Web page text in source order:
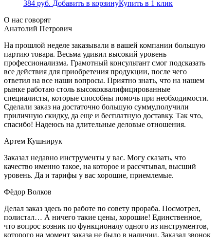
384 руб. Добавить в корзинуКупить в 1 клик
О нас говорят
Анатолий Петрович
На прошлой неделе заказывали в вашей компании большую
партию товара. Весьма удивил высокий уровень
профессионализма. Грамотный консультант смог подсказать
все действия для приобретения продукции, после чего
ответил на все наши вопросы. Приятно знать, что на нашем
рынке работаю столь высококвалифицированные
специалисты, которые способны помочь при необходимости.
Сделали заказ на достаточно большую сумму,получили
приличную скидку, да еще и бесплатную доставку. Так что,
спасибо! Надеюсь на длительные деловые отношения.
Артем Кушнирук
Заказал недавно инструменты у вас. Могу сказать, что
качество именно такое, на которое и рассчтывал, высший
уровень. Да и тарифы у вас хорошие, приемлемые.
Фёдор Волков
Делал заказ здесь по работе по совету прораба. Посмотрел,
полистал… А ничего такие цены, хорошие! Единственное,
что вопрос возник по функционалу одного из инструментов,
которого на момент заказа не было в наличии. Заказал звонок